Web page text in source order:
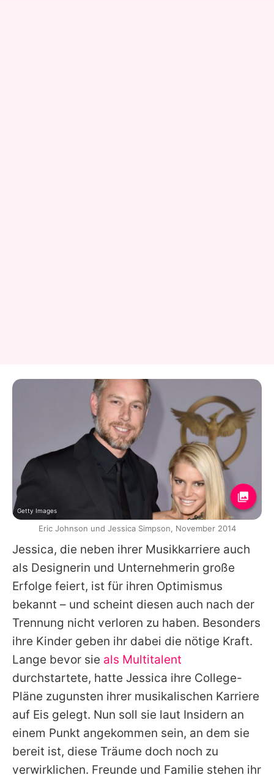
Jessica, die neben ihrer Musikkarriere auch
als Designerin und Unternehmerin große
Erfolge feiert, ist für ihren Optimismus
bekannt – und scheint diesen auch nach der
Trennung nicht verloren zu haben. Besonders
ihre Kinder geben ihr dabei die nötige Kraft.
Lange bevor sie als Multitalent
durchstartete, hatte Jessica ihre College-
Pläne zugunsten ihrer musikalischen Karriere
auf Eis gelegt. Nun soll sie laut Insidern an
einem Punkt angekommen sein, an dem sie
bereit ist, diese Träume doch noch zu
verwirklichen. Freunde und Familie stehen ihr
Getty Images
Eric Johnson und Jessica Simpson, November 2014